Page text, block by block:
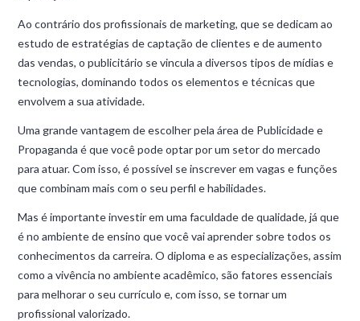
Ao contrário dos profissionais de marketing, que se dedicam ao
estudo de estratégias de captação de clientes e de aumento
das vendas, o publicitário se vincula a diversos tipos de mídias e
tecnologias, dominando todos os elementos e técnicas que
envolvem a sua atividade.
Uma grande vantagem de escolher pela área de Publicidade e
Propaganda é que você pode optar por um setor do mercado
para atuar. Com isso, é possível se inscrever em vagas e funções
que combinam mais com o seu perfil e habilidades.
Mas é importante investir em uma faculdade de qualidade, já que
é no ambiente de ensino que você vai aprender sobre todos os
conhecimentos da carreira. O diploma e as especializações, assim
como a vivência no ambiente acadêmico, são fatores essenciais
para melhorar o seu currículo e, com isso, se tornar um
profissional valorizado.